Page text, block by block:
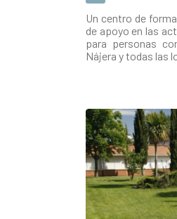
Un centro de
de apoyo en las
para personas
Nájera y todas las